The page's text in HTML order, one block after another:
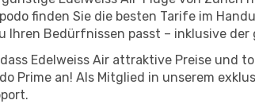
finden Sie die besten Tarife im
Ihren Bedürfnissen passt – inklusive
Edelweiss Air attraktive Preise und
Prime an! Als Mitglied in unserem